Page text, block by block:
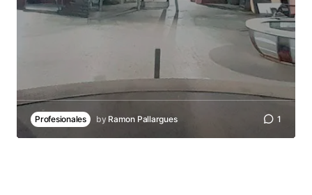
Profesionales by Ramon Pallargues 1